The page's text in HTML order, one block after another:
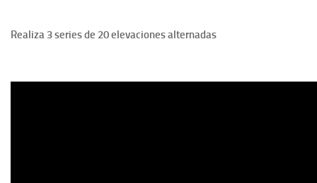
Realiza 3 series de 20 elevaciones alternadas